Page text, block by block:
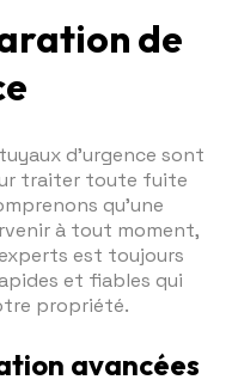
de
d'urgence sont
traiter toute fuite
qu'une
à tout moment,
est toujours
et fiables qui
propriété.
avancées